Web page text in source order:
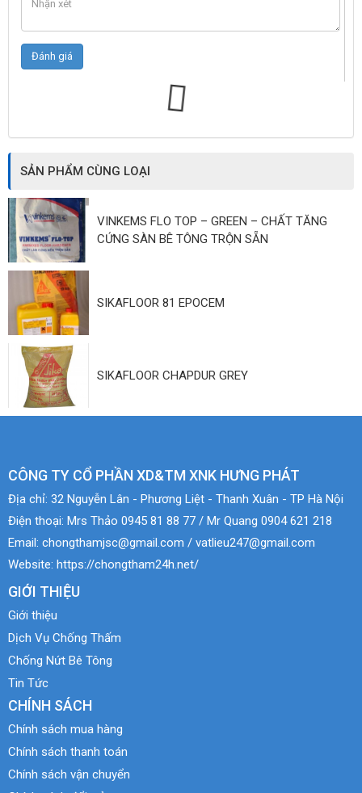
SẢN PHẨM CÙNG LOẠI
VINKEMS FLO TOP – GREEN – CHẤT TĂNG
CỨNG SÀN BÊ TÔNG TRỘN SẴN
SIKAFLOOR 81 EPOCEM
SIKAFLOOR CHAPDUR GREY
CÔNG TY CỔ PHẦN XD&TM XNK HƯNG PHÁT
Địa chỉ: 32 Nguyễn Lân - Phương Liệt - Thanh Xuân - TP Hà Nội
Điện thoại: Mrs Thảo 0945 81 88 77 / Mr Quang 0904 621 218
Email: chongthamjsc@gmail.com / vatlieu247@gmail.com
Website: https://chongtham24h.net/
GIỚI THIỆU
Giới thiệu
Dịch Vụ Chống Thấm
Chống Nứt Bê Tông
Tin Tức
CHÍNH SÁCH
Chính sách mua hàng
Chính sách thanh toán
Chính sách vận chuyển